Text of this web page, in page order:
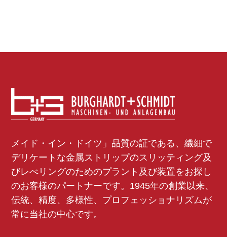
メイド・イン・ドイツ」品質の証である、繊細で
デリケートな金属ストリップのスリッティング及
びレべリングのためのプラント及び装置をお探し
のお客様のパートナーです。1945年の創業以来、
伝統、精度、多様性、プロフェッショナリズムが
常に当社の中心です。